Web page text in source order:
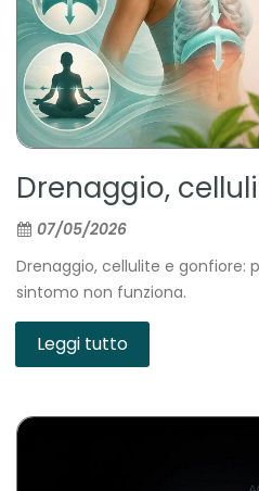
Drenaggio,
07/05/2026
Drenaggio, cellulite e gonfiore:
sintomo non funziona.
Leggi tutto